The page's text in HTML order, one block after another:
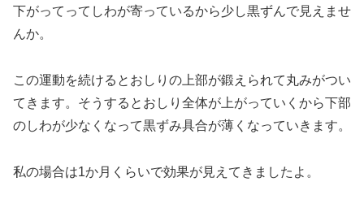
下がってってしわが寄っているから少し黒ずんで見えませ
んか。
この運動を続けるとおしりの上部が鍛えられて丸みがつい
てきます。そうするとおしり全体が上がっていくから下部
のしわが少なくなって黒ずみ具合が薄くなっていきます。
私の場合は1か月くらいで効果が見えてきましたよ。